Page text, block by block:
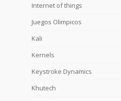
Internet of things
Juegos Olimpicos
Kali
Kernels
Keystroke Dynamics
Khutech